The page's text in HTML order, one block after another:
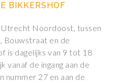
BIKKERSHOF
Utrecht Noordoost, tussen
en de
is dagelijks van 9 tot 18
vanaf de ingang aan de
nummer 27 en aan de